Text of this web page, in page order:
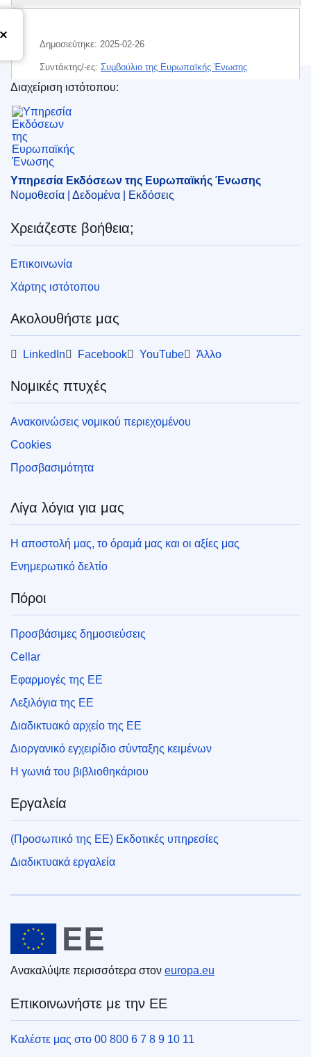
Δημοσιεύτηκε: 2025-02-26
Συντάκτης/-ες: Συμβούλιο της Ευρωπαϊκής Ένωσης
διαστημική τεχνική
δορυφορική πλοήγηση
εκτόξευσης
συμφωνία (ΕE)
CELEX : 22025X00366
OJ : L_202500366
Εμφάνιση όλων των τευχών αυτής της σειράς
Υπηρεσία Εκδόσεων της Ευρωπαϊκής Ένωσης
Διαχείριση ιστότοπου:
Υπηρεσία Εκδόσεων της Ευρωπαϊκής Ένωσης
Νομοθεσία | Δεδομένα | Εκδόσεις
Χρειάζεστε βοήθεια;
Επικοινωνία
Χάρτης ιστότοπου
Ακολουθήστε μας
LinkedIn Facebook YouTube Άλλο
Νομικές πτυχές
Ανακοινώσεις νομικού περιεχομένου
Cookies
Προσβασιμότητα
Λίγα λόγια για μας
Η αποστολή μας, το όραμά μας και οι αξίες μας
Ενημερωτικό δελτίο
Πόροι
Προσβάσιμες δημοσιεύσεις
Cellar
Εφαρμογές της ΕΕ
Λεξιλόγια της ΕΕ
Διαδικτυακό αρχείο της ΕΕ
Διοργανικό εγχειρίδιο σύνταξης κειμένων
Η γωνιά του βιβλιοθηκάριου
Εργαλεία
(Προσωπικό της ΕΕ) Εκδοτικές υπηρεσίες
Διαδικτυακά εργαλεία
Ευρωπαϊκή Ένωση
Ανακαλύψτε περισσότερα στον europa.eu
Επικοινωνήστε με την ΕΕ
Καλέστε μας στο 00 800 6 7 8 9 10 11